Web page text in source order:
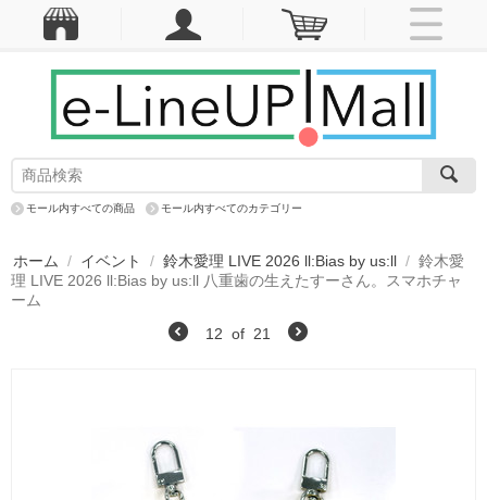
モール内すべての商品 モール内すべてのカテゴリー
ホーム / イベント / 鈴木愛理 LIVE 2026 ll:Bias by us:ll / 鈴木愛
理 LIVE 2026 ll:Bias by us:ll 八重歯の生えたすーさん。スマホチャ
ーム
12 of 21